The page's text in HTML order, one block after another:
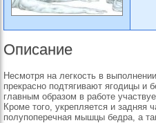
Описание
Несмотря на легкость в
прекрасно подтягивают ягодицы
главным образом в работе
Кроме того, укрепляется и задняя
полупоперечная мышцы бедра, а